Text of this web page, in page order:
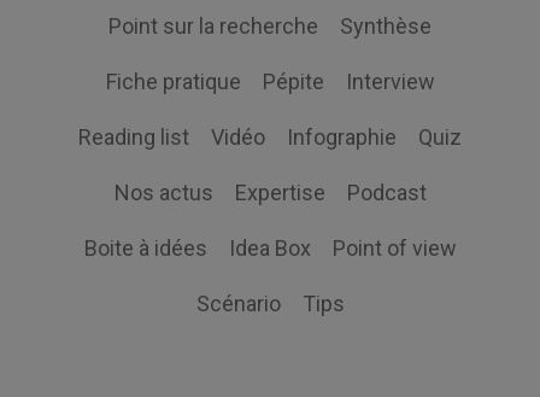
Point sur la recherche Synthèse
Fiche pratique Pépite Interview
Reading list Vidéo Infographie Quiz
Nos actus Expertise Podcast
Boite à idées Idea Box Point of view
Scénario Tips